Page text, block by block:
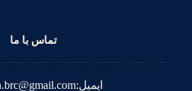
تماس با ما
ایمیل:marrolin.brc@gmail.com